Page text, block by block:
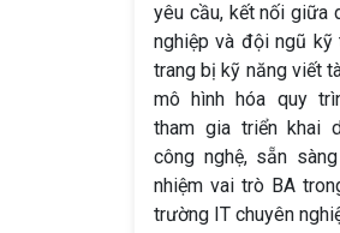
yêu cầu, kết nối giữa
nghiệp và đội ngũ kỹ
trang bị kỹ năng viết
mô hình hóa quy
tham gia triển khai
công nghệ, sẵn
nhiệm vai trò BA
trường IT chuyên